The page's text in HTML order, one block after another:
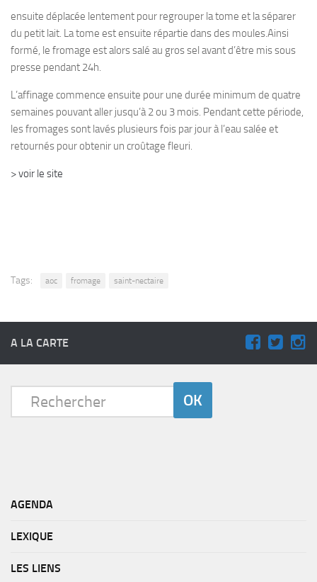
ensuite déplacée lentement pour regrouper la tome et la séparer
du petit lait. La tome est ensuite répartie dans des moules.Ainsi
formé, le fromage est alors salé au gros sel avant d’être mis sous
presse pendant 24h.
L’affinage commence ensuite pour une durée minimum de quatre
semaines pouvant aller jusqu’à 2 ou 3 mois. Pendant cette période,
les fromages sont lavés plusieurs fois par jour à l’eau salée et
retournés pour obtenir un croûtage fleuri.
> voir le site
Tags: aoc fromage saint-nectaire
A LA CARTE
AGENDA
LEXIQUE
LES LIENS